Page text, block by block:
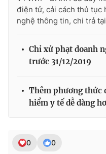
Ðiện thoại Thời báo VTV:
Email:toasoan@vtv.vn
điện tử, cải cách thủ tục
nghệ thông tin, chi trả
Chỉ xử phạt doanh
trước 31/12/2019
Thêm phương thức
hiểm y tế dễ dàng
0 0